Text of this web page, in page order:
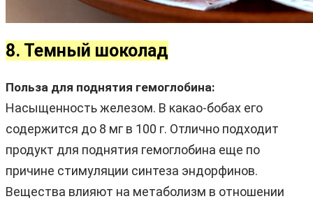
8. Темный шоколад
Польза для поднятия гемоглобина:
Насыщенность железом. В какао-бобах его
содержится до 8 мг в 100 г. Отлично подходит
продукт для поднятия гемоглобина еще по
причине стимуляции синтеза эндорфинов.
Вещества влияют на метаболизм в отношении